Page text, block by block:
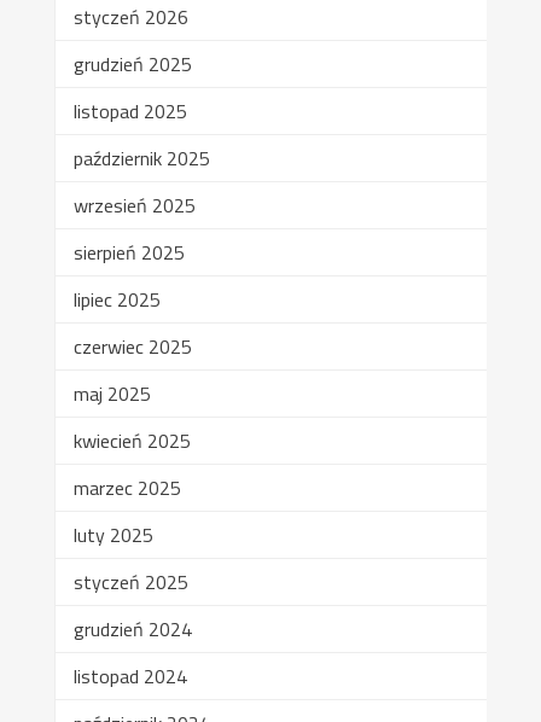
styczeń 2026
grudzień 2025
listopad 2025
październik 2025
wrzesień 2025
sierpień 2025
lipiec 2025
czerwiec 2025
maj 2025
kwiecień 2025
marzec 2025
luty 2025
styczeń 2025
grudzień 2024
listopad 2024